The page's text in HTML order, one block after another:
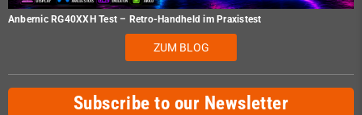
Anbernic RG40XXH Test – Retro-Handheld im Praxistest
ZUM BLOG
Subscribe to our Newsletter